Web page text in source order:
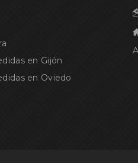
en Gijón
en Oviedo